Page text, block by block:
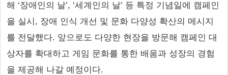
해 ‘장애인의 날’, ‘세계인의 날’ 등 특정 기념일에 캠페인
을 실시, 장애 인식 개선 및 문화 다양성 확산의 메시지
를 전달했다. 앞으로도 다양한 현장을 방문해 캠페인 대
상자를 확대하고 게임 문화를 통한 배움과 성장의 경험
을 제공해 나갈 예정이다.